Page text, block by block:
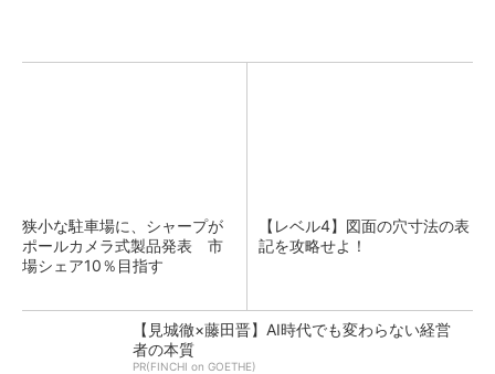
狭小な駐車場に、シャープが
ポールカメラ式製品発表 市
場シェア10％目指す
【レベル4】図面の穴寸法の表
記を攻略せよ！
【見城徹×藤田晋】AI時代でも変わらない経営
者の本質
PR(FINCHI on GOETHE)